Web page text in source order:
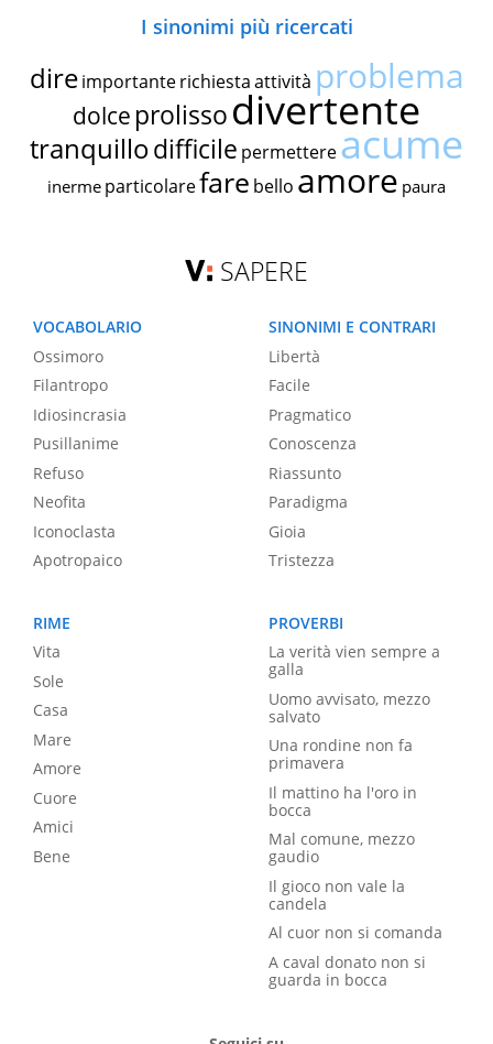
I sinonimi più ricercati
dire importante richiestaattività problema
dolce prolissodivertente
tranquillodifficile permettereacume
inerme particolarefare bello amore paura
SAPERE
VOCABOLARIO
Ossimoro
Filantropo
Idiosincrasia
Pusillanime
Refuso
Neofita
Iconoclasta
Apotropaico
SINONIMI E CONTRARI
Libertà
Facile
Pragmatico
Conoscenza
Riassunto
Paradigma
Gioia
Tristezza
RIME
Vita
Sole
Casa
Mare
Amore
Cuore
Amici
Bene
PROVERBI
La verità vien sempre a
galla
Uomo avvisato, mezzo
salvato
Una rondine non fa
primavera
Il mattino ha l'oro in
bocca
Mal comune, mezzo
gaudio
Il gioco non vale la
candela
Al cuor non si comanda
A caval donato non si
guarda in bocca